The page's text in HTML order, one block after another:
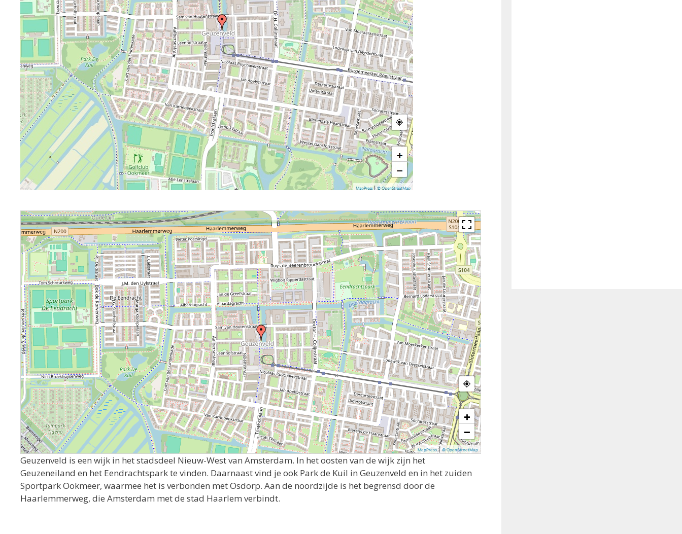
+
−
MapPress|© OpenStreetMap
Geuzenveld is een wijk in het stadsdeel Nieuw-West van Amsterdam. In het oosten van de wijk zijn het
Geuzeneiland en het Eendrachtspark te vinden. Daarnaast vind je ook Park de Kuil in Geuzenveld en in het zuiden
Sportpark Ookmeer, waarmee het is verbonden met Osdorp. Aan de noordzijde is het begrensd door de
Haarlemmerweg, die Amsterdam met de stad Haarlem verbindt.